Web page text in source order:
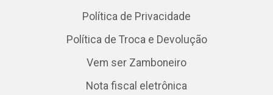
Política de Privacidade
Política de Troca e Devolução
Vem ser Zamboneiro
Nota fiscal eletrônica